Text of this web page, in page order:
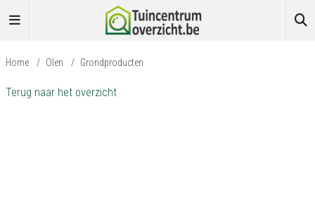
Home / Olen / Grondproducten
Terug naar het overzicht